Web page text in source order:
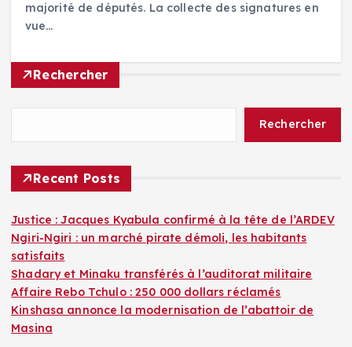
majorité de députés. La collecte des signatures en
vue…
Rechercher
Rechercher
Recent Posts
Justice : Jacques Kyabula confirmé à la tête de l’ARDEV
Ngiri-Ngiri : un marché pirate démoli, les habitants
satisfaits
Shadary et Minaku transférés à l’auditorat militaire
Affaire Rebo Tchulo : 250 000 dollars réclamés
Kinshasa annonce la modernisation de l’abattoir de
Masina